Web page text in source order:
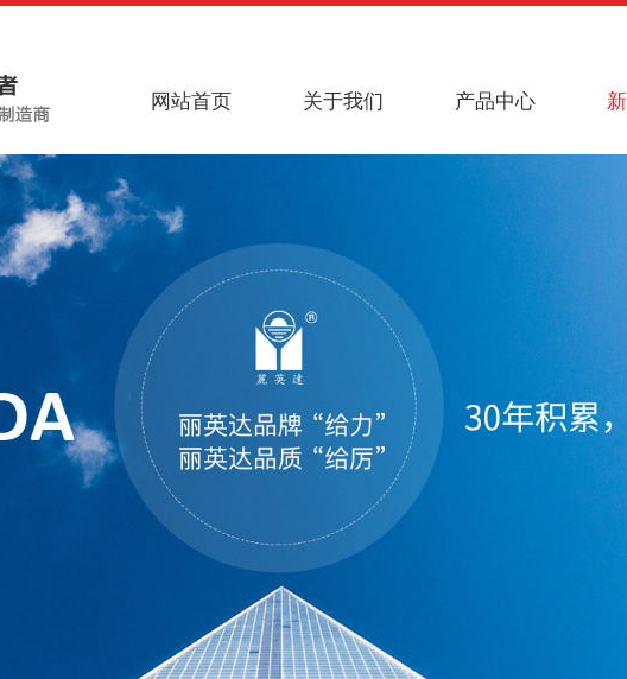
网站首页 关于我们 产品中心